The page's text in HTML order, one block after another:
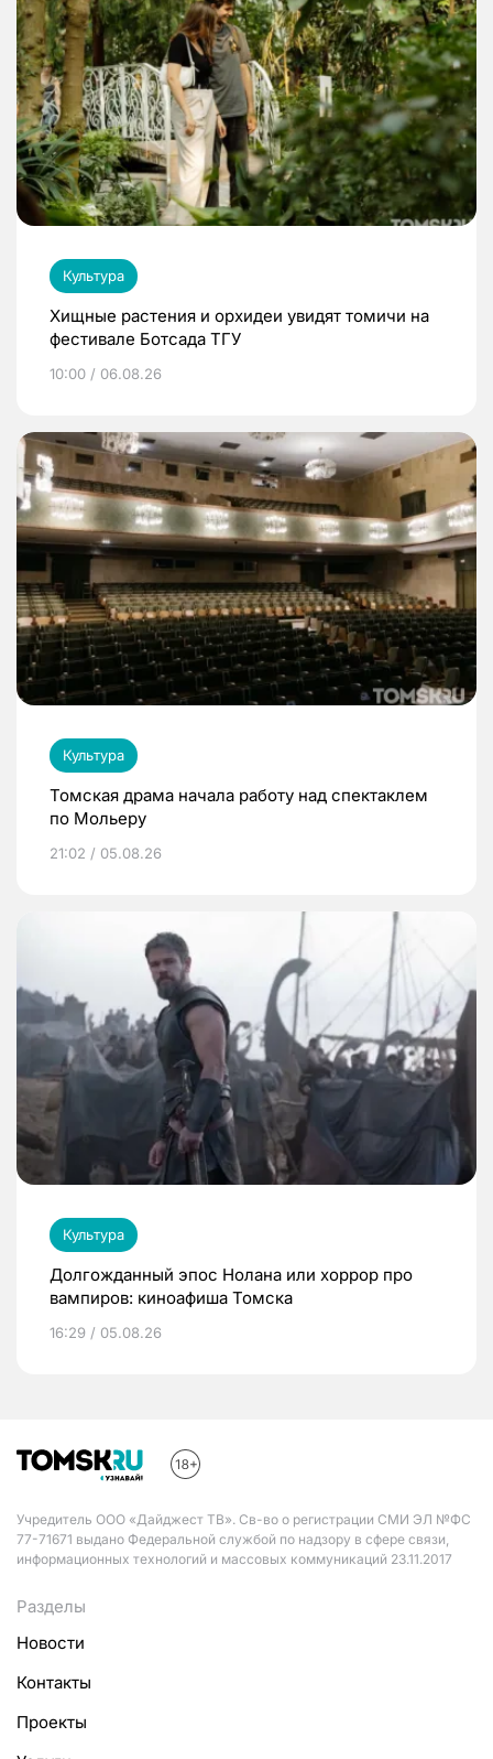
Культура
Хищные растения и орхидеи увидят томичи на
фестивале Ботсада ТГУ
10:00 / 06.08.26
Культура
Томская драма начала работу над спектаклем
по Мольеру
21:02 / 05.08.26
Культура
Долгожданный эпос Нолана или хоррор про
вампиров: киноафиша Томска
16:29 / 05.08.26
Учредитель ООО «Дайджест ТВ». Св-во о регистрации СМИ ЭЛ №ФС
77-71671 выдано Федеральной службой по надзору в сфере связи,
информационных технологий и массовых коммуникаций 23.11.2017
Разделы
Новости
Контакты
Проекты